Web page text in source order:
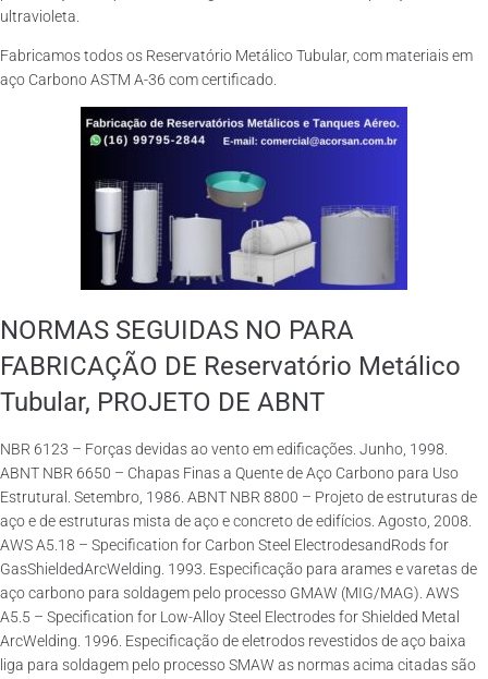
ultravioleta.
Fabricamos todos os Reservatório Metálico Tubular, com materiais em
aço Carbono ASTM A-36 com certificado.
NORMAS SEGUIDAS NO PARA
FABRICAÇÃO DE Reservatório Metálico
Tubular, PROJETO DE ABNT
NBR 6123 – Forças devidas ao vento em edificações. Junho, 1998.
ABNT NBR 6650 – Chapas Finas a Quente de Aço Carbono para Uso
Estrutural. Setembro, 1986. ABNT NBR 8800 – Projeto de estruturas de
aço e de estruturas mista de aço e concreto de edifícios. Agosto, 2008.
AWS A5.18 – Specification for Carbon Steel ElectrodesandRods for
GasShieldedArcWelding. 1993. Especificação para arames e varetas de
aço carbono para soldagem pelo processo GMAW (MIG/MAG). AWS
A5.5 – Specification for Low-Alloy Steel Electrodes for Shielded Metal
ArcWelding. 1996. Especificação de eletrodos revestidos de aço baixa
liga para soldagem pelo processo SMAW as normas acima citadas são